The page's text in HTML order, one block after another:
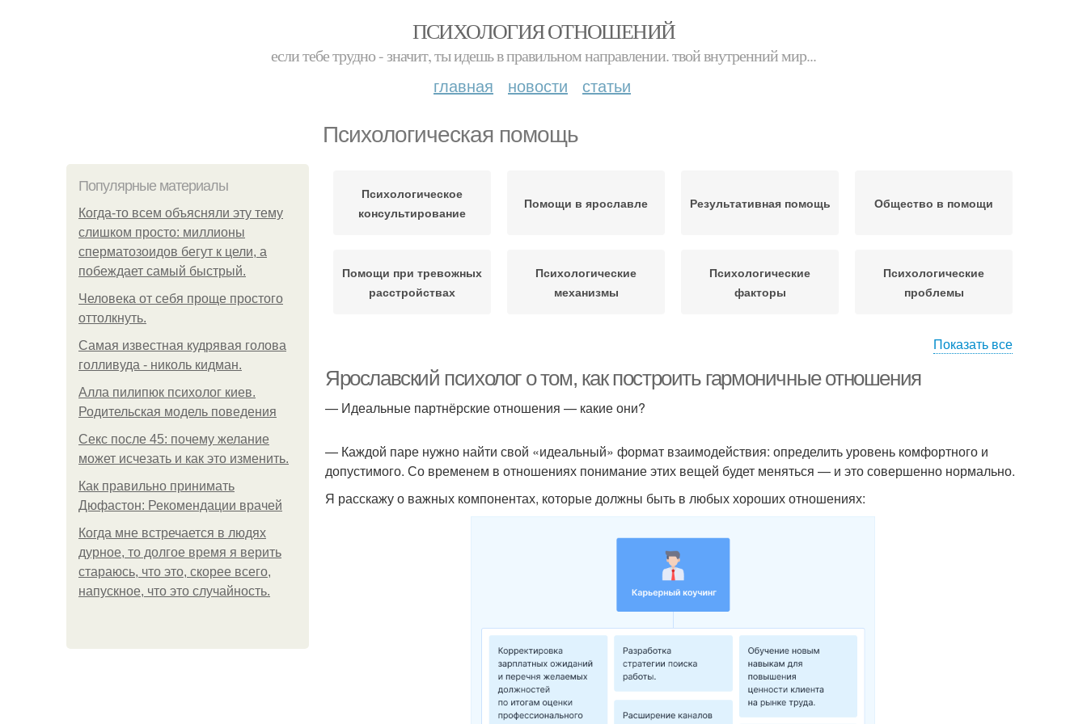
ПСИХОЛОГИЯ ОТНОШЕНИЙ
если тебе трудно - значит, ты идешь в правильном направлении. твой внутренний мир...
главная новости статьи
Психологическая помощь
Популярные материалы
Когда-то всем объясняли эту тему
слишком просто: миллионы
сперматозоидов бегут к цели, а
побеждает самый быстрый.
Человека от себя проще простого
оттолкнуть.
Самая известная кудрявая голова
голливуда - николь кидман.
Алла пилипюк психолог киев.
Родительская модель поведения
Секс после 45: почему желание
может исчезать и как это изменить.
Как правильно принимать
Дюфастон: Рекомендации врачей
Когда мне встречается в людях
дурное, то долгое время я верить
стараюсь, что это, скорее всего,
напускное, что это случайность.
Психологическое
консультирование
Помощи в ярославле Результативная помощь Общество в помощи
Помощи при тревожных
расстройствах
Психологические
механизмы
Психологические
факторы
Психологические
проблемы
причины
эмоциональной
зависимости
поддержка
сопровождение
психологического
консультирования
Показать все
Ярославский психолог о том, как построить гармоничные отношения
— Идеальные партнёрские отношения — какие они?
— Каждой паре нужно найти свой «идеальный» формат взаимодействия: определить уровень комфортного и
допустимого. Со временем в отношениях понимание этих вещей будет меняться — и это совершенно нормально.
Я расскажу о важных компонентах, которые должны быть в любых хороших отношениях: